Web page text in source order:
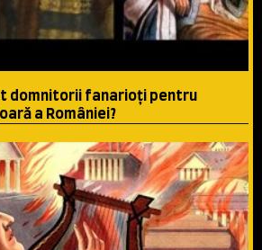
domnitorii fanarioţi pentru
a României?